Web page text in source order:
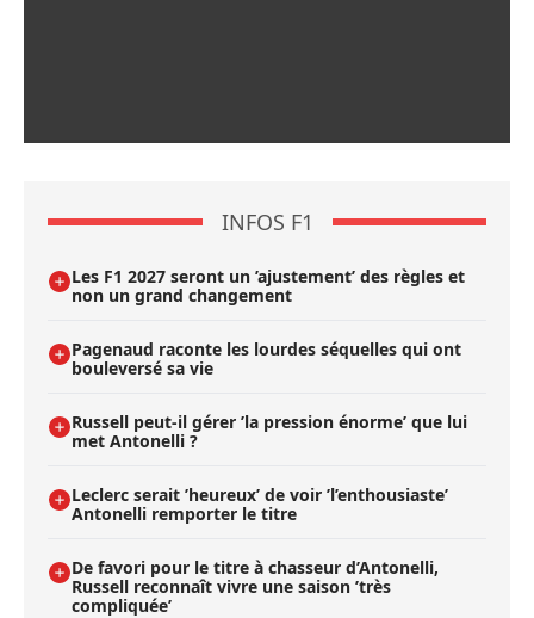
INFOS F1
Les F1 2027 seront un ’ajustement’ des règles et
non un grand changement
Pagenaud raconte les lourdes séquelles qui ont
bouleversé sa vie
Russell peut-il gérer ’la pression énorme’ que lui
met Antonelli ?
Leclerc serait ’heureux’ de voir ’l’enthousiaste’
Antonelli remporter le titre
De favori pour le titre à chasseur d’Antonelli,
Russell reconnaît vivre une saison ’très
compliquée’